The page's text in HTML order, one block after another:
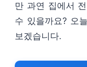
만 과연 집에서
수 있을까요? 오
보겠습니다.